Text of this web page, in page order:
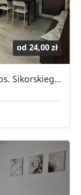
od 24,00 zł
Kwatera pracownicza – Żory, os. Sikorskiego – komfortowe pokoje